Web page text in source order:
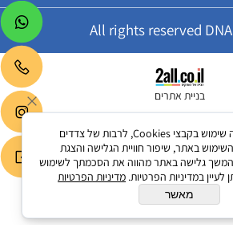
בניית אתרים
לידיעתך, באתרנו נעשה שימוש בקבצי Cookies, לרבות של צדדים
באתר, שיפור חוויית הגלישה והצגת
גלישה באתר מהווה את הסכמתך לשימוש
לעיין במדיניות הפרטיות. מדיניות הפרטיות
מאשר